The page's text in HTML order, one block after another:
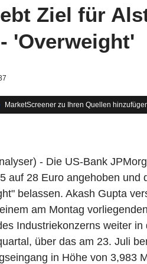
Ziel für
'Overweight'
MarketScreener zu Ihren Quellen
- Die US-Bank
auf 28 Euro angehoben und
belassen. Akash Gupta
am Montag
Industriekonzerns weiter in
über das am 23. Juli
in Höhe von 3,983